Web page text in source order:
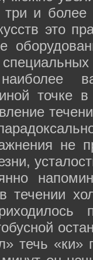
и
это
точке
не
течении
течь «ки»